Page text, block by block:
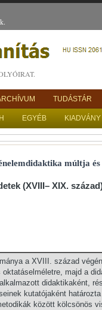
TUDÁSTÁR
EGYÉB
múltja és
(XVIII– XIX.
a XVIII. század
majd a
didaktikaként,
kutatójaként
között kölcsönös